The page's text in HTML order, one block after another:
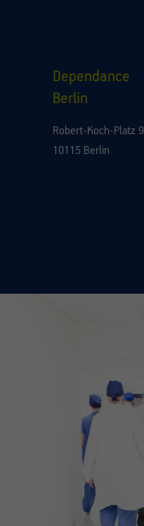
Dependance
Berlin
Robert-Koch-Platz 9
10115 Berlin